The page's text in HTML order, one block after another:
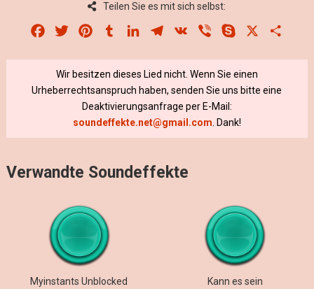
Teilen Sie es mit sich selbst:
Facebook
Twitter PinterestTumblrLinkedInTelegram
VK Viber Skype
Wir besitzen dieses Lied nicht. Wenn Sie einen
Urheberrechtsanspruch haben, senden Sie uns bitte eine
Deaktivierungsanfrage per E-Mail:
soundeffekte.net@gmail.com . Dank!
Verwandte Soundeffekte
Myinstants Unblocked Kann es sein